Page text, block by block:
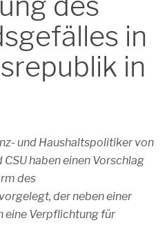
in
in
und Haushaltspolitiker von
CSU haben einen Vorschlag
des
der neben einer
eine Verpflichtung für